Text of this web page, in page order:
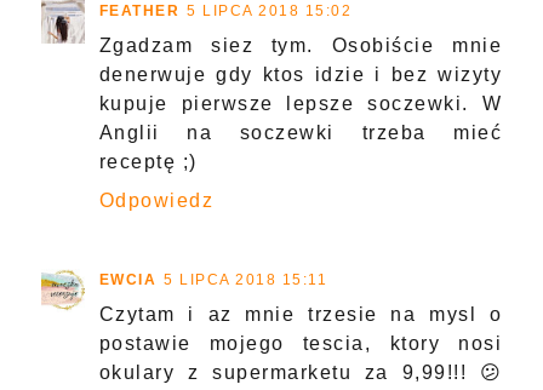
FEATHER 5 LIPCA 2018 15:02
Zgadzam siez tym. Osobiście mnie
denerwuje gdy ktos idzie i bez wizyty
kupuje pierwsze lepsze soczewki. W
Anglii na soczewki trzeba mieć
receptę ;)
Odpowiedz
EWCIA 5 LIPCA 2018 15:11
Czytam i az mnie trzesie na mysl o
postawie mojego tescia, ktory nosi
okulary z supermarketu za 9,99!!! 😕